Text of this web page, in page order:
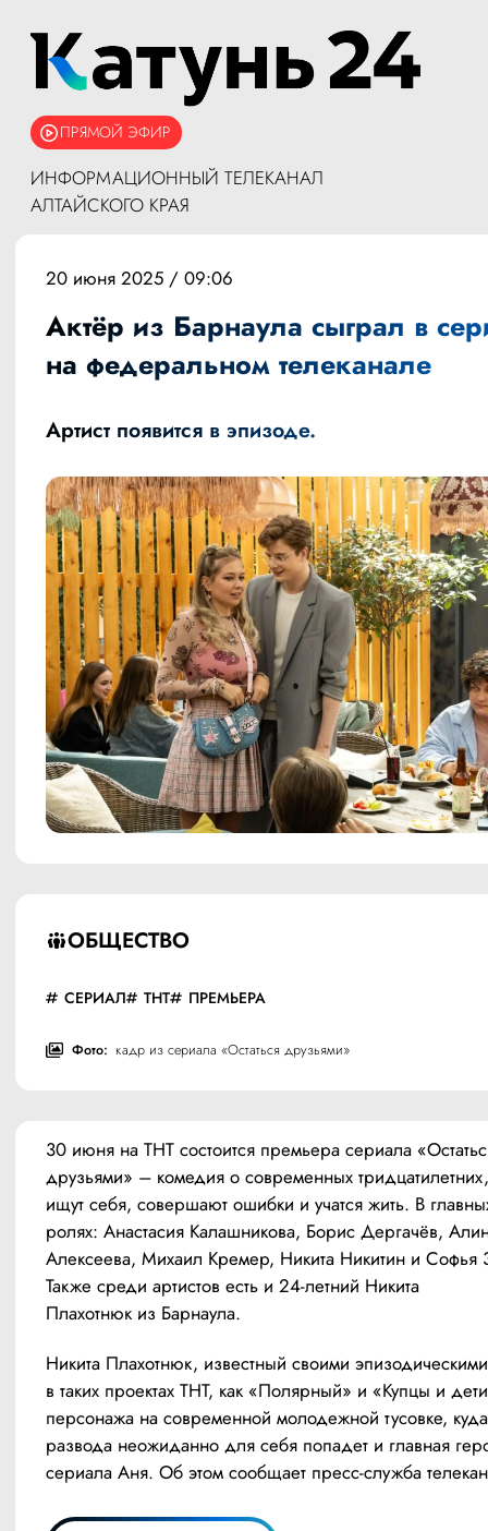
ПРЯМОЙ ЭФИР
ИНФОРМАЦИОННЫЙ ТЕЛЕКАНАЛ
АЛТАЙСКОГО КРАЯ
ОБЩЕСТВО
СЕРИАЛ ТНТ ПРЕМЬЕРА
Фото: кадр из сериала «Остаться друзьями»
20 июня 2025 / 09:06
Актёр из Барнаула сыграл в
на федеральном телеканале
Артист появится в эпизоде.
30 июня на ТНТ состоится премьера сериала
друзьями» – комедия о современных
ищут себя, совершают ошибки и учатся жить. В
ролях: Анастасия Калашникова, Борис Дергачёв,
Алексеева, Михаил Кремер, Никита Никитин и Софья
Также среди артистов есть и 24-летний Никита
Плахотнюк из Барнаула.
Никита Плахотнюк, известный своими
в таких проектах ТНТ, как «Полярный» и «Купцы и
персонажа на современной молодежной тусовке,
развода неожиданно для себя попадет и главная
сериала Аня. Об этом сообщает пресс-служба